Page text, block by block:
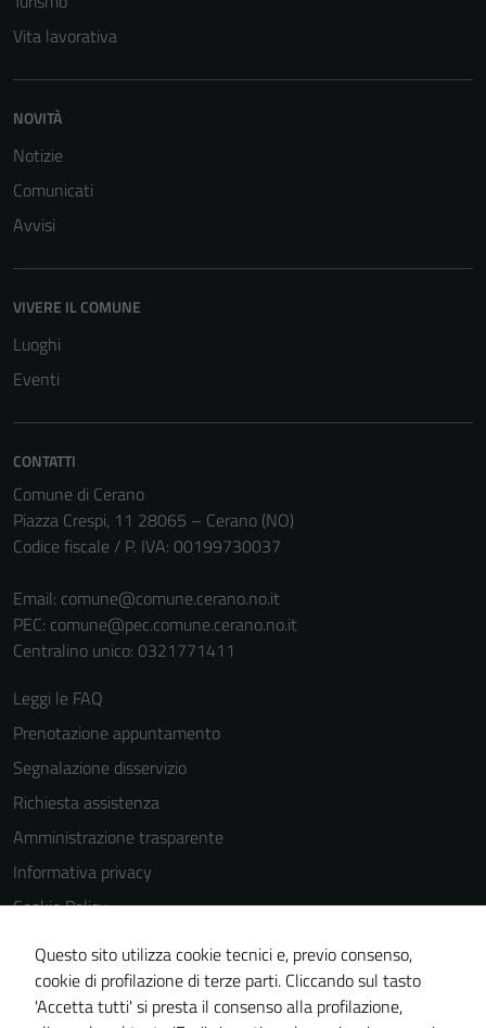
Vita lavorativa
NOVITÀ
Notizie
Comunicati
Avvisi
VIVERE IL COMUNE
Luoghi
Eventi
CONTATTI
Comune di Cerano
Piazza Crespi, 11 28065 – Cerano (NO)
Codice fiscale / P. IVA: 00199730037
Email: comune@comune.cerano.no.it
PEC: comune@pec.comune.cerano.no.it
Centralino unico: 0321771411
Leggi le FAQ
Prenotazione appuntamento
Segnalazione disservizio
Richiesta assistenza
Amministrazione trasparente
Informativa privacy
Cookie Policy
Note legali
Dichiarazione di accessibilità
Piano di miglioramento del sito
Questo sito utilizza cookie tecnici e, previo consenso,
cookie di profilazione di terze parti. Cliccando sul tasto
'Accetta tutti' si presta il consenso alla profilazione,